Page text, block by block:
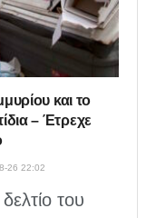
και το
– Έτρεχε
26 22:02
του